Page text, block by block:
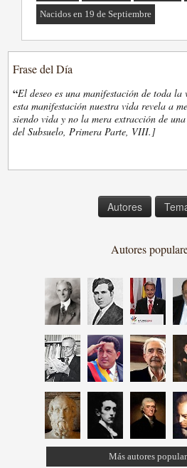
Nacidos en 19 de Septiembre
Frase del Día
“El deseo es una manifestación de toda
esta manifestación nuestra vida revela a
siendo vida y no la mera extracción de
del Subsuelo, Primera Parte, VIII.]
Autores
Autores
Más autores